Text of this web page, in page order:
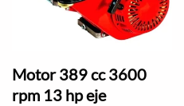
Motor 389 cc 3600
rpm 13 hp eje